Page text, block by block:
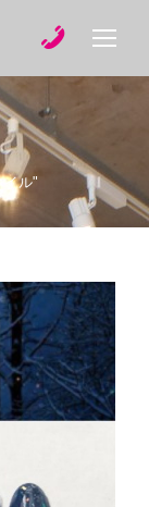
イル"